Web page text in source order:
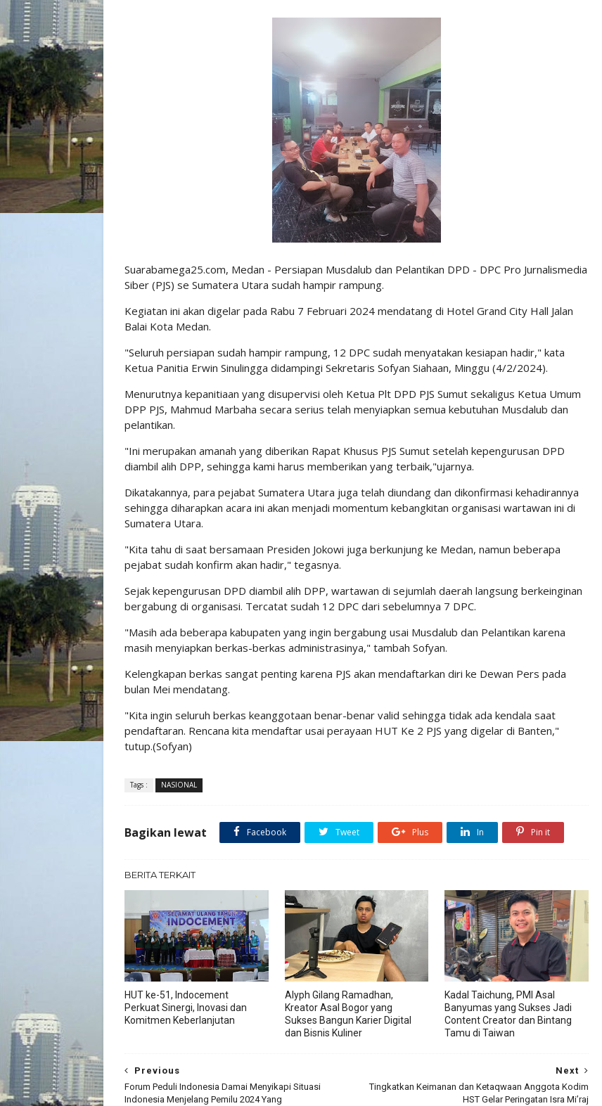
Suarabamega25.com, Medan - Persiapan Musdalub dan Pelantikan DPD - DPC Pro Jurnalismedia
Siber (PJS) se Sumatera Utara sudah hampir rampung.
Kegiatan ini akan digelar pada Rabu 7 Februari 2024 mendatang di Hotel Grand City Hall Jalan
Balai Kota Medan.
"Seluruh persiapan sudah hampir rampung, 12 DPC sudah menyatakan kesiapan hadir," kata
Ketua Panitia Erwin Sinulingga didampingi Sekretaris Sofyan Siahaan, Minggu (4/2/2024).
Menurutnya kepanitiaan yang disupervisi oleh Ketua Plt DPD PJS Sumut sekaligus Ketua Umum
DPP PJS, Mahmud Marbaha secara serius telah menyiapkan semua kebutuhan Musdalub dan
pelantikan.
"Ini merupakan amanah yang diberikan Rapat Khusus PJS Sumut setelah kepengurusan DPD
diambil alih DPP, sehingga kami harus memberikan yang terbaik,"ujarnya.
Dikatakannya, para pejabat Sumatera Utara juga telah diundang dan dikonfirmasi kehadirannya
sehingga diharapkan acara ini akan menjadi momentum kebangkitan organisasi wartawan ini di
Sumatera Utara.
"Kita tahu di saat bersamaan Presiden Jokowi juga berkunjung ke Medan, namun beberapa
pejabat sudah konfirm akan hadir," tegasnya.
Sejak kepengurusan DPD diambil alih DPP, wartawan di sejumlah daerah langsung berkeinginan
bergabung di organisasi. Tercatat sudah 12 DPC dari sebelumnya 7 DPC.
"Masih ada beberapa kabupaten yang ingin bergabung usai Musdalub dan Pelantikan karena
masih menyiapkan berkas-berkas administrasinya," tambah Sofyan.
Kelengkapan berkas sangat penting karena PJS akan mendaftarkan diri ke Dewan Pers pada
bulan Mei mendatang.
"Kita ingin seluruh berkas keanggotaan benar-benar valid sehingga tidak ada kendala saat
pendaftaran. Rencana kita mendaftar usai perayaan HUT Ke 2 PJS yang digelar di Banten,"
tutup.(Sofyan)
Tags : NASIONAL
Bagikan lewat Facebook Tweet Plus In Pin it
BERITA TERKAIT
HUT ke-51, Indocement
Perkuat Sinergi, Inovasi dan
Komitmen Keberlanjutan
Alyph Gilang Ramadhan,
Kreator Asal Bogor yang
Sukses Bangun Karier Digital
dan Bisnis Kuliner
Kadal Taichung, PMI Asal
Banyumas yang Sukses Jadi
Content Creator dan Bintang
Tamu di Taiwan
Next
Tingkatkan Keimanan dan Ketaqwaan Anggota Kodim
HST Gelar Peringatan Isra Mi’raj
Previous
Forum Peduli Indonesia Damai Menyikapi Situasi
Indonesia Menjelang Pemilu 2024 Yang